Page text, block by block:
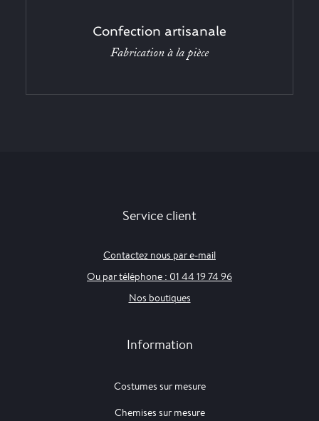
Confection artisanale
Fabrication à la pièce
Service client
Contactez nous par e-mail
Ou par téléphone : 01 44 19 74 96
Nos boutiques
Information
Costumes sur mesure
Chemises sur mesure